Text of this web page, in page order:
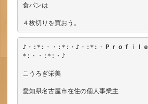
食パンは
４枚切りを買おう。
♪・:*:・・:*:・♪・:*:・ Ｐｒｏｆｉｌｅ
*:・・:*:・♪
こうろぎ栄美
愛知県名古屋市在住の個人事業主